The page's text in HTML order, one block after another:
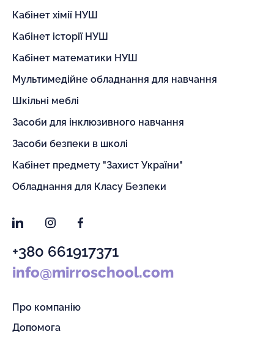
Кабінет хімії НУШ
Кабінет історії НУШ
Кабінет математики НУШ
Мультимедійне обладнання для навчання
Шкільні меблі
Засоби для інклюзивного навчання
Засоби безпеки в школі
Кабінет предмету "Захист України"
Обладнання для Класу Безпеки
LinkedInInstagramFacebook
+380 661917371
info@mirroschool.com
Про компанію
Допомога